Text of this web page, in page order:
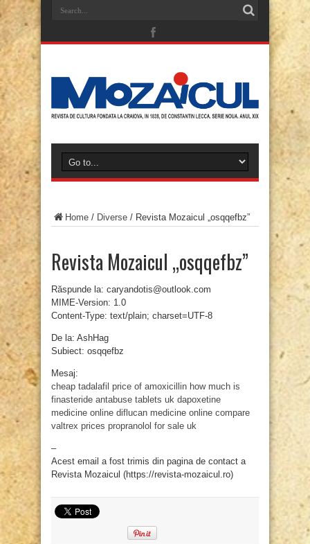
Home / Diverse / Revista Mozaicul „osqqefbz”
Revista Mozaicul „osqqefbz”
Răspunde la: caryandotis@outlook.com
MIME-Version: 1.0
Content-Type: text/plain; charset=UTF-8
De la: AshHag
Subiect: osqqefbz
Mesaj:
cheap tadalafil price of amoxicillin how much is
finasteride antabuse tablets uk dapoxetine
medicine online diflucan medicine online compare
valtrex prices propranolol for sale uk
–
Acest email a fost trimis din pagina de contact a
Revista Mozaicul (https://revista-mozaicul.ro)